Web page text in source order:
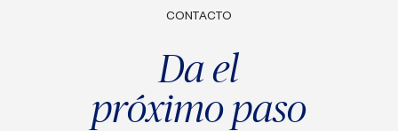
CONTACTO
Da el
próximo paso